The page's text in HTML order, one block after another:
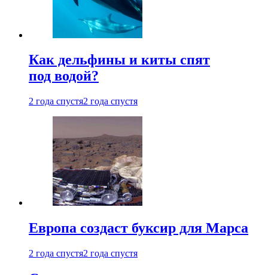
Как дельфины и киты спят
под водой?
2 года спустя2 года спустя
Европа создаст буксир для Марса
2 года спустя2 года спустя